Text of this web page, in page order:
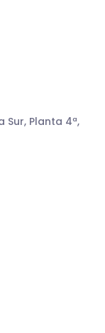
Sur, Planta 4ª,